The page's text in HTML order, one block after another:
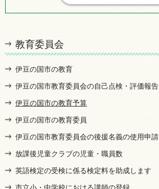
教育委員会
伊豆の国市の教育
伊豆の国市教育委員会の自己点検・評価報告
伊豆の国市の教育予算
伊豆の国市の教育委員
伊豆の国市教育委員会の後援名義の使用申請
放課後児童クラブの児童・職員数
英語検定の受検に係る検定料を助成します
市立小・中学校における講師の登録